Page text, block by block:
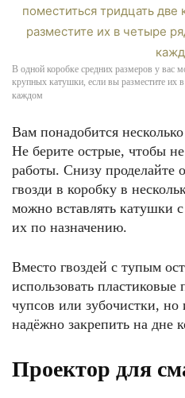
В одной коробке средних размеров у вас
крупных катушки, если вы разместите их
каждом
Вам понадобится
Не берите острые, чтобы
работы. Снизу проделайте
гвозди в коробку в
можно вставлять катушки
их по назначению.
Вместо гвоздей с тупым
использовать пластиковые
чупсов или зубочистки, но
надёжно закрепить на дне
Проектор для